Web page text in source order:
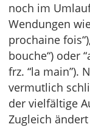
noch im
Wendungen
prochaine
bouche“) oder
frz. “la main”).
vermutlich
der vielfältige
Zugleich